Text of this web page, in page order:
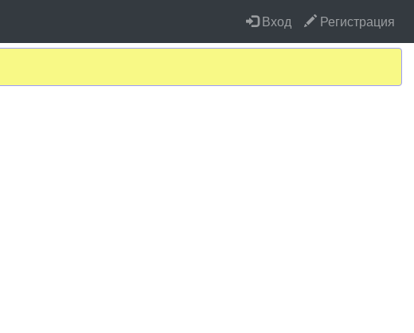
Вход Регистрация